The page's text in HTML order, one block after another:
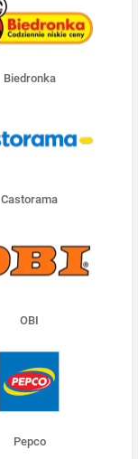
Biedronka
Castorama
OBI
Pepco